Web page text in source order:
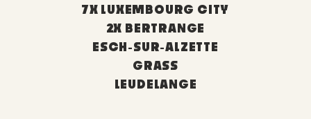
7X LUXEMBOURG CITY
2X BERTRANGE
ESCH-SUR-ALZETTE
GRASS
LEUDELANGE